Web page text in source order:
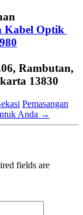
Kabel Optik
Rambutan,
13830
Pemasangan
Anda →
fields are